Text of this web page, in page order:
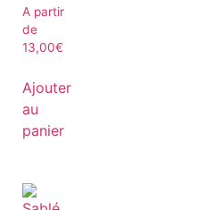
Note
5.00
sur 5
A partir
de
13,00€
Ajouter
au
panier